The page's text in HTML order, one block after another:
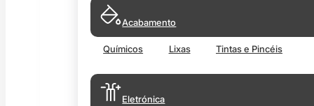
Acabamento
Químicos Lixas Tintas e Pincéis
Eletrónica